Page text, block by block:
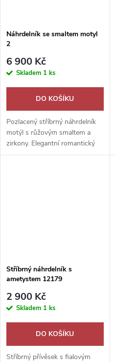
Náhrdelník se smaltem motyl
2
6 900 Kč
Skladem 1 ks
DO KOŠÍKU
Pozlacený stříbrný náhrdelník
motýl s růžovým smaltem a
zirkony. Elegantní romantický
šperk, který rozzáří každý outfit
Stříbrný náhrdelník s
ametystem 12179
2 900 Kč
Skladem 1 ks
DO KOŠÍKU
Stříbrný přívěsek s fialovým